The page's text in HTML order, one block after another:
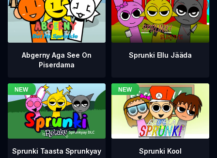
Abgerny Aga See On
Piserdama
Sprunki Ellu Jääda
Sprunki Taasta Sprunkyay
Sprunki Kool